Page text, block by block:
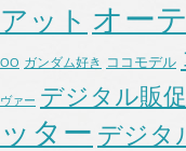
アット オー
OO ガンダム好き ココモデル
ヴァー デジタル販促
ッター デジタ